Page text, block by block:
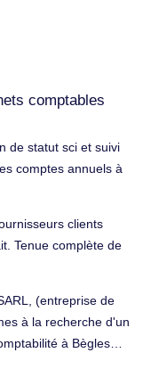
comptables
de statut sci et suivi
comptes annuels à
clients
Tenue complète de
(entreprise de
à la recherche d'un
à Bègles